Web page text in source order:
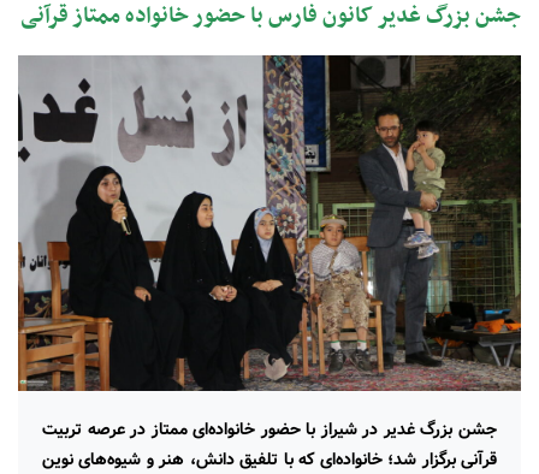
جشن بزرگ غدیر کانون فارس با حضور خانواده ممتاز قرآنی
جشن بزرگ غدیر در شیراز با حضور خانواده‌ای ممتاز در عرصه تربیت
قرآنی برگزار شد؛ خانواده‌ای که با تلفیق دانش، هنر و شیوه‌های نوین